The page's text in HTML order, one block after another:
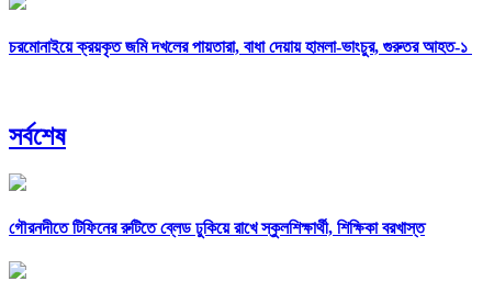
চরমোনাইয়ে ক্রয়কৃত জমি দখলের পায়তারা, বাধা দেয়ায় হামলা-ভাংচুর, গুরুতর আহত-১
সর্বশেষ
গৌরনদীতে টিফিনের রুটিতে ব্লেড ঢুকিয়ে রাখে স্কুলশিক্ষার্থী, শিক্ষিকা বরখাস্ত